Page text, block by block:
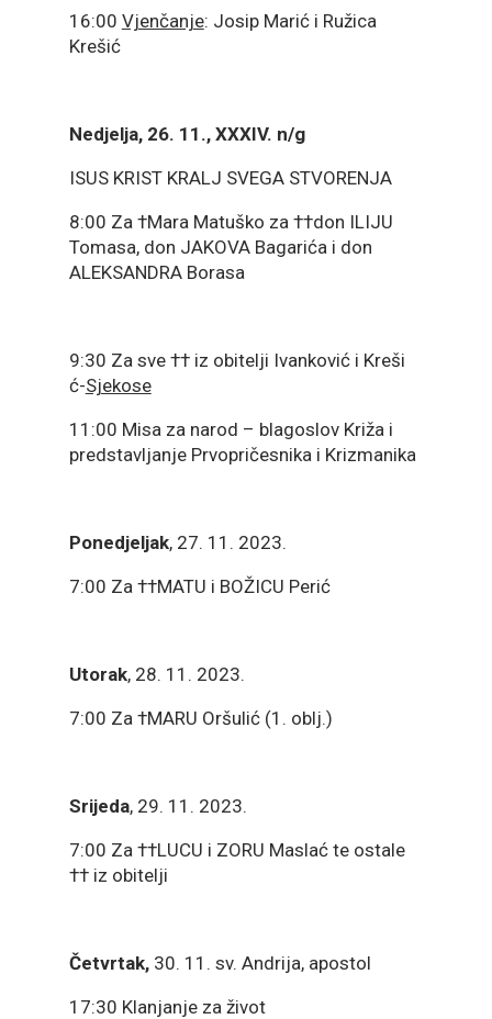
16:00 Vjenčanje: Josip Marić i Ružica
Krešić
Nedjelja, 26. 11., XXXIV. n/g
ISUS KRIST KRALJ SVEGA STVORENJA
8:00 Za †Mara Matuško za ††don ILIJU
Tomasa, don JAKOVA Bagarića i don
ALEKSANDRA Borasa
9:30 Za sve †† iz obitelji Ivanković i Kreši
ć-Sjekose
11:00 Misa za narod – blagoslov Križa i
predstavljanje Prvopričesnika i Krizmanika
Ponedjeljak, 27. 11. 2023.
7:00 Za ††MATU i BOŽICU Perić
Utorak, 28. 11. 2023.
7:00 Za †MARU Oršulić (1. oblj.)
Srijeda, 29. 11. 2023.
7:00 Za ††LUCU i ZORU Maslać te ostale
†† iz obitelji
Četvrtak, 30. 11. sv. Andrija, apostol
17:30 Klanjanje za život